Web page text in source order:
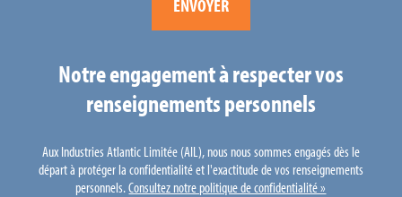
Notre engagement à respecter vos
renseignements personnels
Aux Industries Atlantic Limitée (AIL), nous nous sommes engagés dès le
départ à protéger la confidentialité et l'exactitude de vos renseignements
personnels.Consultez notre politique de confidentialité »